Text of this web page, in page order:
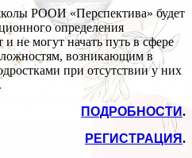
РООИ «Перспектива» будет
определения
и не могут начать путь в сфере
возникающим в
при отсутствии у них
ПОДРОБНОСТИ.
РЕГИСТРАЦИЯ.